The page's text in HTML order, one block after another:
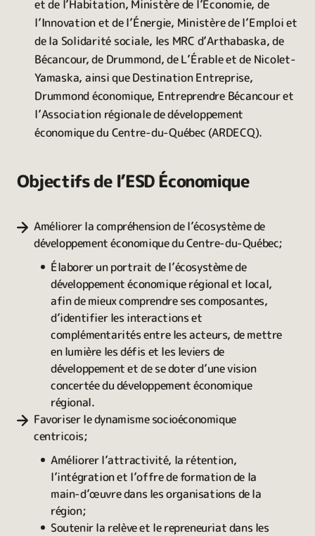
et de l’Habitation, Ministère de l’Économie, de
l’Innovation et de l’Énergie, Ministère de l’Emploi et
de la Solidarité sociale, les MRC d’Arthabaska, de
Bécancour, de Drummond, de L’Érable et de Nicolet-
Yamaska, ainsi que Destination Entreprise,
Drummond économique, Entreprendre Bécancour et
l’Association régionale de développement
économique du Centre-du-Québec (ARDECQ).
Objectifs de l’ESD Économique
Améliorer la compréhension de l’écosystème de
développement économique du Centre-du-Québec;
Élaborer un portrait de l’écosystème de
développement économique régional et local,
afin de mieux comprendre ses composantes,
d’identifier les interactions et
complémentarités entre les acteurs, de mettre
en lumière les défis et les leviers de
développement et de se doter d’une vision
concertée du développement économique
régional.
Favoriser le dynamisme socioéconomique
centricois;
Améliorer l’attractivité, la rétention,
l’intégration et l’offre de formation de la
main-d’œuvre dans les organisations de la
région;
Soutenir la relève et le repreneuriat dans les